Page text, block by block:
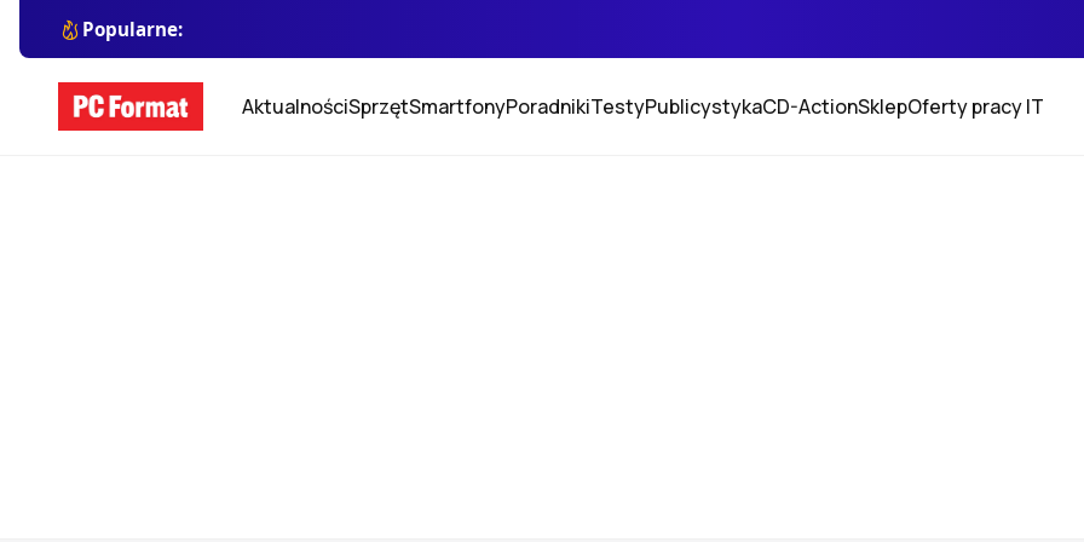
Popularne:
AktualnościSprzętSmartfonyPoradnikiTestyPublicystykaCD-ActionSklepOferty pracy IT